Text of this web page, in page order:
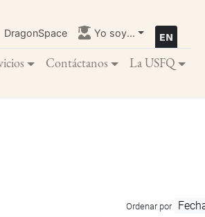
DragonSpace Yo soy...
Contáctanos La USFQ
Ordenar por